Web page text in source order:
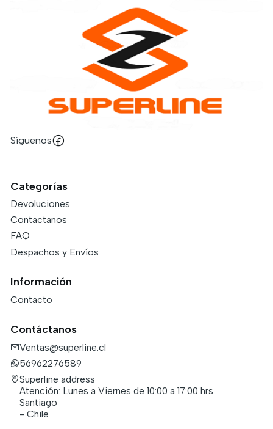
Síguenos
Categorías
Devoluciones
Contactanos
FAQ
Despachos y Envíos
Información
Contacto
Contáctanos
Ventas@superline.cl
56962276589
Superline address
Atención: Lunes a Viernes de 10:00 a 17:00 hrs
Santiago
- Chile